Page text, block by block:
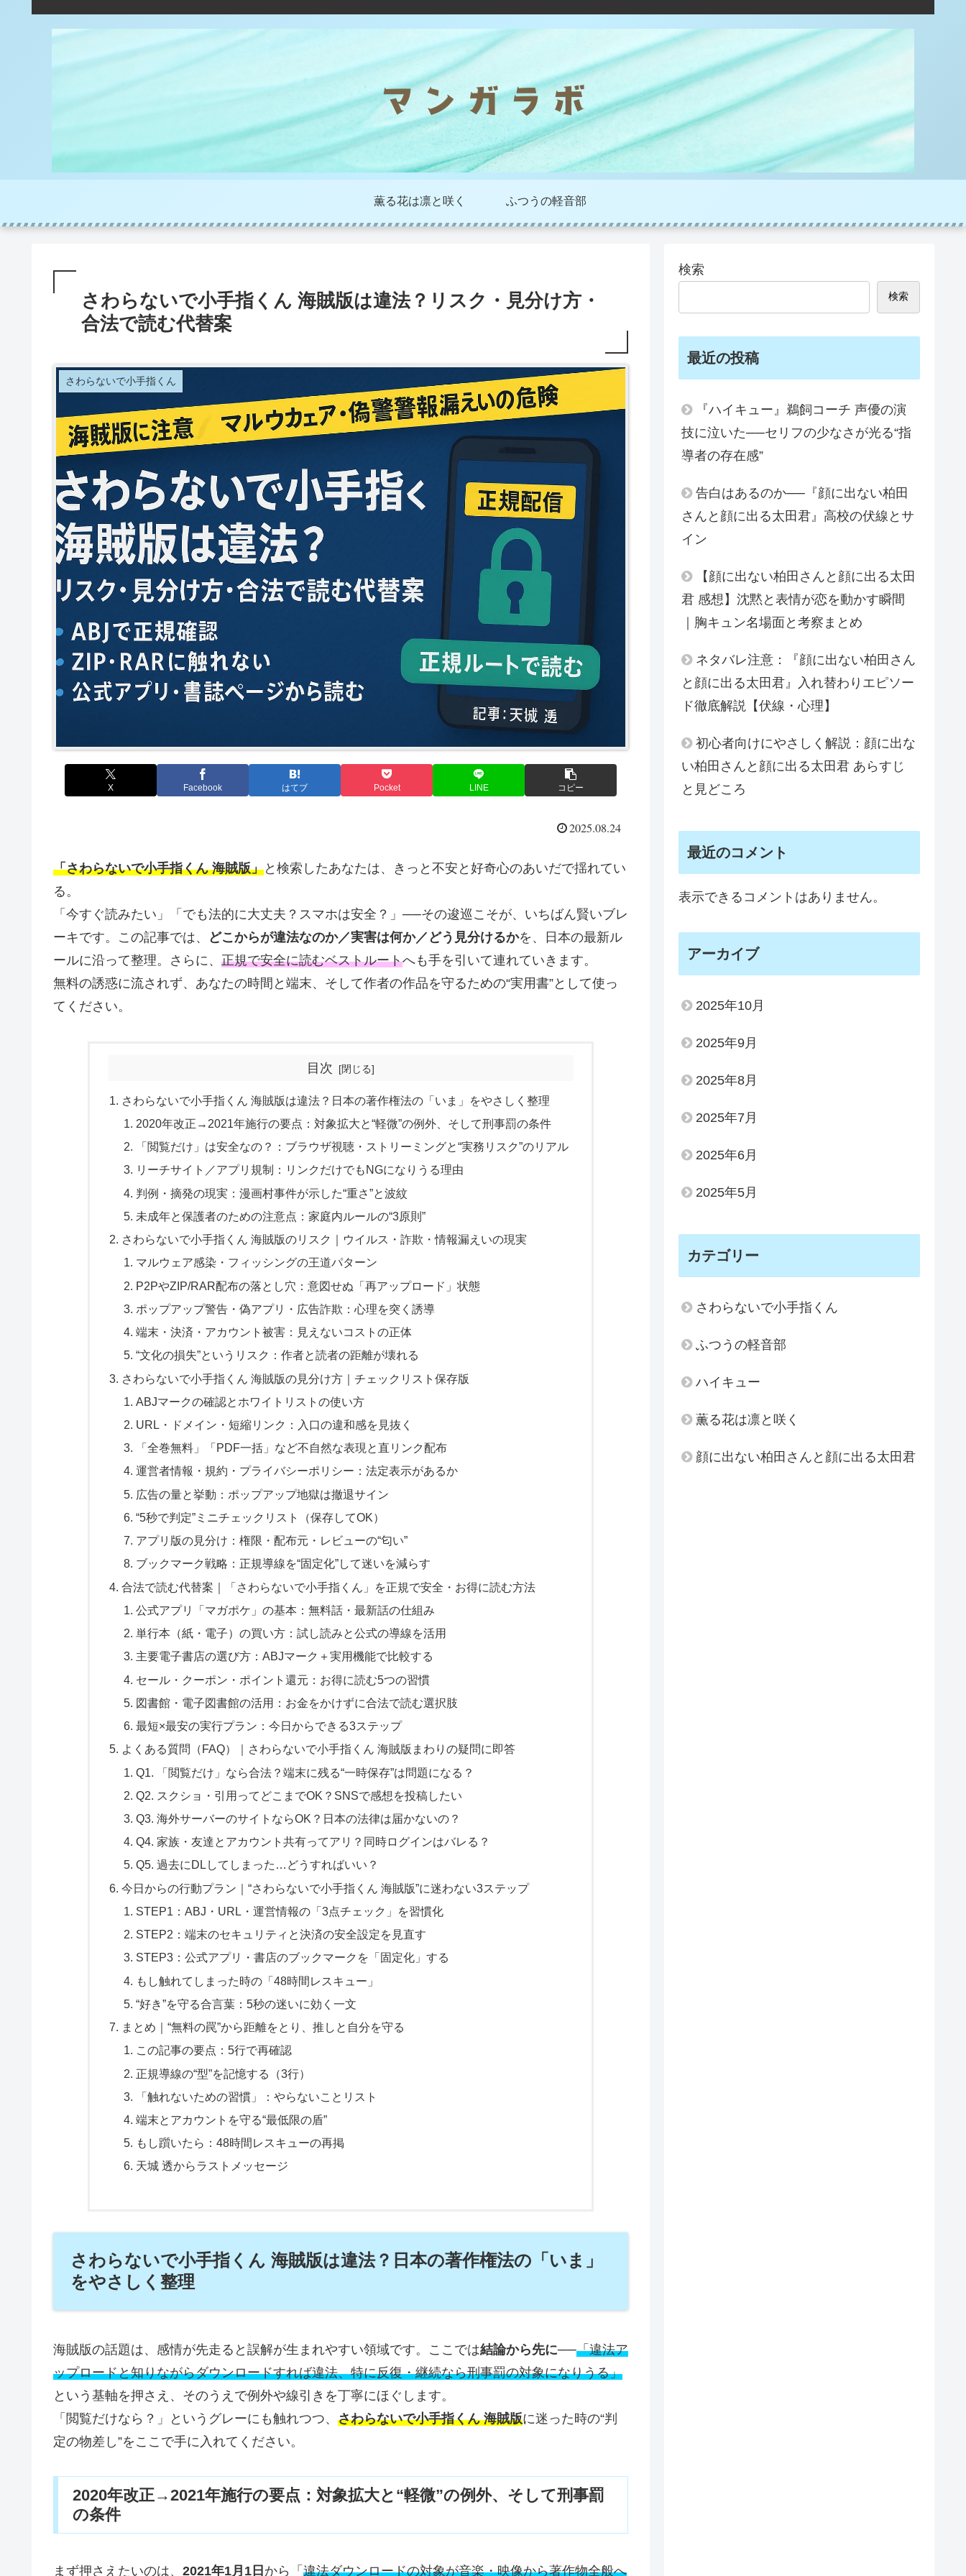
薫る花は凛と咲く ふつうの軽音部
さわらないで小手指くん 海賊版は違法？リスク・見分け方・
合法で読む代替案
さわらないで小手指くん
X Facebook はてブ Pocket LINE コピー
2025.08.24
「さわらないで小手指くん 海賊版」と検索したあなたは、きっと不安と好奇心のあいだで揺れてい
る。
「今すぐ読みたい」「でも法的に大丈夫？スマホは安全？」──その逡巡こそが、いちばん賢いブレ
ーキです。この記事では、
どこからが違法なのか／実害は何か／どう見分けるかを、日本の最新ル
ールに沿って整理。さらに、 正規で安全に読むベストルートへも手を引いて連れていきます。
無料の誘惑に流されず、あなたの時間と端末、そして作者の作品を守るための“実用書”として使っ
てください。
目次
さわらないで小手指くん 海賊版は違法？日本の著作権法の「いま」をやさしく整理
2020年改正→2021年施行の要点：対象拡大と“軽微”の例外、そして刑事罰の条件
「閲覧だけ」は安全なの？：ブラウザ視聴・ストリーミングと“実務リスク”のリアル
リーチサイト／アプリ規制：リンクだけでもNGになりうる理由
判例・摘発の現実：漫画村事件が示した“重さ”と波紋
未成年と保護者のための注意点：家庭内ルールの“3原則”
さわらないで小手指くん 海賊版のリスク｜ウイルス・詐欺・情報漏えいの現実
マルウェア感染・フィッシングの王道パターン
P2PやZIP/RAR配布の落とし穴：意図せぬ「再アップロード」状態
ポップアップ警告・偽アプリ・広告詐欺：心理を突く誘導
端末・決済・アカウント被害：見えないコストの正体
“文化の損失”というリスク：作者と読者の距離が壊れる
さわらないで小手指くん 海賊版の見分け方｜チェックリスト保存版
ABJマークの確認とホワイトリストの使い方
URL・ドメイン・短縮リンク：入口の違和感を見抜く
「全巻無料」「PDF一括」など不自然な表現と直リンク配布
運営者情報・規約・プライバシーポリシー：法定表示があるか
広告の量と挙動：ポップアップ地獄は撤退サイン
“5秒で判定”ミニチェックリスト（保存してOK）
アプリ版の見分け：権限・配布元・レビューの“匂い”
ブックマーク戦略：正規導線を“固定化”して迷いを減らす
合法で読む代替案｜「さわらないで小手指くん」を正規で安全・お得に読む方法
公式アプリ「マガポケ」の基本：無料話・最新話の仕組み
単行本（紙・電子）の買い方：試し読みと公式の導線を活用
主要電子書店の選び方：ABJマーク＋実用機能で比較する
セール・クーポン・ポイント還元：お得に読む5つの習慣
図書館・電子図書館の活用：お金をかけずに合法で読む選択肢
最短×最安の実行プラン：今日からできる3ステップ
よくある質問（FAQ）｜さわらないで小手指くん 海賊版まわりの疑問に即答
Q1. 「閲覧だけ」なら合法？端末に残る“一時保存”は問題になる？
Q2. スクショ・引用ってどこまでOK？SNSで感想を投稿したい
Q3. 海外サーバーのサイトならOK？日本の法律は届かないの？
Q4. 家族・友達とアカウント共有ってアリ？同時ログインはバレる？
Q5. 過去にDLしてしまった…どうすればいい？
今日からの行動プラン｜“さわらないで小手指くん 海賊版”に迷わない3ステップ
STEP1：ABJ・URL・運営情報の「3点チェック」を習慣化
STEP2：端末のセキュリティと決済の安全設定を見直す
STEP3：公式アプリ・書店のブックマークを「固定化」する
もし触れてしまった時の「48時間レスキュー」
“好き”を守る合言葉：5秒の迷いに効く一文
まとめ｜“無料の罠”から距離をとり、推しと自分を守る
この記事の要点：5行で再確認
正規導線の“型”を記憶する（3行）
「触れないための習慣」：やらないことリスト
端末とアカウントを守る“最低限の盾”
もし躓いたら：48時間レスキューの再掲
天城 透からラストメッセージ
さわらないで小手指くん 海賊版は違法？日本の著作権法の「いま」
をやさしく整理
海賊版の話題は、感情が先走ると誤解が生まれやすい領域です。ここでは結論から先に──「違法ア
ップロードと知りながらダウンロードすれば違法、特に反復・継続なら刑事罰の対象になりうる」
という基軸を押さえ、そのうえで例外や線引きを丁寧にほぐします。
「閲覧だけなら？」というグレーにも触れつつ、 さわらないで小手指くん 海賊版に迷った時の“判
定の物差し”をここで手に入れてください。
2020年改正→2021年施行の要点：対象拡大と“軽微”の例外、そして刑事罰
の条件
まず押さえたいのは、 2021年1月1日 から「 違法ダウンロードの対象が音楽・映像から著作物全般へ
検索
検索
最近の投稿
『ハイキュー』鵜飼コーチ 声優の演
技に泣いた──セリフの少なさが光る“指
導者の存在感”
告白はあるのか──『顔に出ない柏田
さんと顔に出る太田君』高校の伏線とサ
イン
【顔に出ない柏田さんと顔に出る太田
君 感想】沈黙と表情が恋を動かす瞬間
｜胸キュン名場面と考察まとめ
ネタバレ注意：『顔に出ない柏田さん
と顔に出る太田君』入れ替わりエピソー
ド徹底解説【伏線・心理】
初心者向けにやさしく解説：顔に出な
い柏田さんと顔に出る太田君 あらすじ
と見どころ
最近のコメント
表示できるコメントはありません。
アーカイブ
2025年10月
2025年9月
2025年8月
2025年7月
2025年6月
2025年5月
カテゴリー
さわらないで小手指くん
ふつうの軽音部
ハイキュー
薫る花は凛と咲く
顔に出ない柏田さんと顔に出る太田君